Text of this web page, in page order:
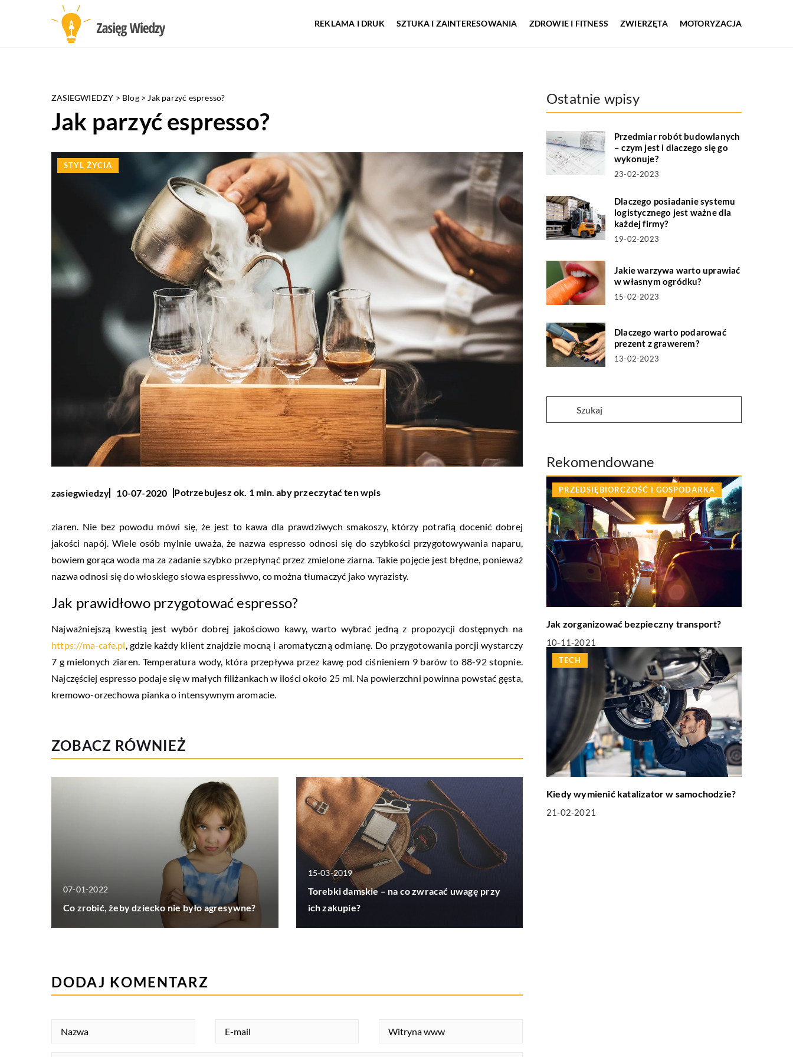
REKLAMA I DRUK SZTUKA I ZAINTERESOWANIA ZDROWIE I FITNESS ZWIERZĘTA MOTORYZACJA
ZASIEGWIEDZY > Blog> Jak parzyć espresso?
Jak parzyć espresso?
STYL ŻYCIA
zasiegwiedzy 10-07-2020 Potrzebujesz ok. 1 min. aby przeczytać ten wpis
ziaren. Nie bez powodu mówi się, że jest to kawa dla prawdziwych smakoszy, którzy potrafią docenić dobrej
jakości napój. Wiele osób mylnie uważa, że nazwa espresso odnosi się do szybkości przygotowywania naparu,
bowiem gorąca woda ma za zadanie szybko przepłynąć przez zmielone ziarna. Takie pojęcie jest błędne, ponieważ
nazwa odnosi się do włoskiego słowa espressiwvo, co można tłumaczyć jako wyrazisty.
Jak prawidłowo przygotować espresso?
Najważniejszą kwestią jest wybór dobrej jakościowo kawy, warto wybrać jedną z propozycji dostępnych na
https://ma-cafe.pl, gdzie każdy klient znajdzie mocną i aromatyczną odmianę. Do przygotowania porcji wystarczy
7 g mielonych ziaren. Temperatura wody, która przepływa przez kawę pod ciśnieniem 9 barów to 88-92 stopnie.
Najczęściej espresso podaje się w małych filiżankach w ilości około 25 ml. Na powierzchni powinna powstać gęsta,
kremowo-orzechowa pianka o intensywnym aromacie.
ZOBACZ RÓWNIEŻ
07-01-2022
Co zrobić, żeby dziecko nie było agresywne?
15-03-2019
Torebki damskie – na co zwracać uwagę przy
ich zakupie?
Ostatnie wpisy
Przedmiar robót budowlanych
– czym jest i dlaczego się go
wykonuje?
23-02-2023
Dlaczego posiadanie systemu
logistycznego jest ważne dla
każdej firmy?
19-02-2023
Jakie warzywa warto uprawiać
w własnym ogródku?
15-02-2023
Dlaczego warto podarować
prezent z grawerem?
13-02-2023
Rekomendowane
PRZEDSIĘBIORCZOŚĆ I GOSPODARKA
Jak zorganizować bezpieczny transport?
10-11-2021
TECH
Kiedy wymienić katalizator w samochodzie?
21-02-2021
DODAJ KOMENTARZ